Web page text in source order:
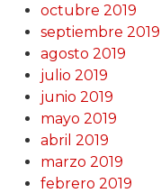
octubre 2019
septiembre 2019
agosto 2019
julio 2019
junio 2019
mayo 2019
abril 2019
marzo 2019
febrero 2019